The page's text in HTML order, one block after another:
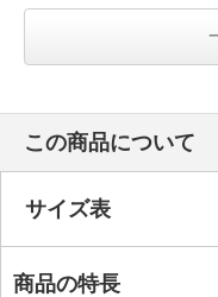
この商品について
サイズ表
商品の特長